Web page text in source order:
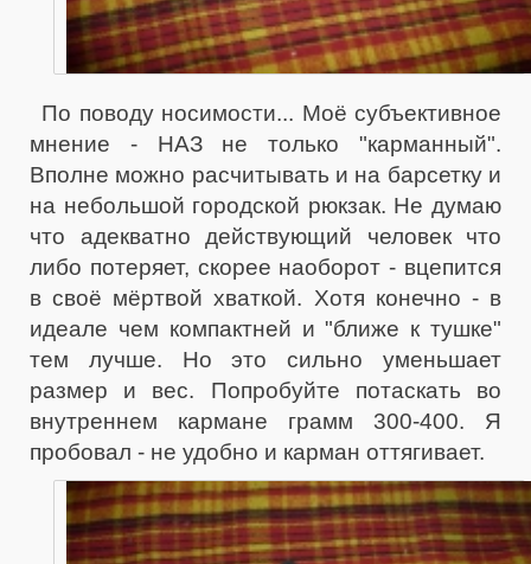
По поводу носимости... Моё субъективное
мнение - НАЗ не только "карманный".
Вполне можно расчитывать и на барсетку и
на небольшой городской рюкзак. Не думаю
что адекватно действующий человек что
либо потеряет, скорее наоборот - вцепится
в своё мёртвой хваткой. Хотя конечно - в
идеале чем компактней и "ближе к тушке"
тем лучше. Но это сильно уменьшает
размер и вес. Попробуйте потаскать во
внутреннем кармане грамм 300-400. Я
пробовал - не удобно и карман оттягивает.